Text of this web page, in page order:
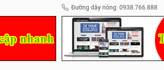
Đường dây nóng: 0938.766.888